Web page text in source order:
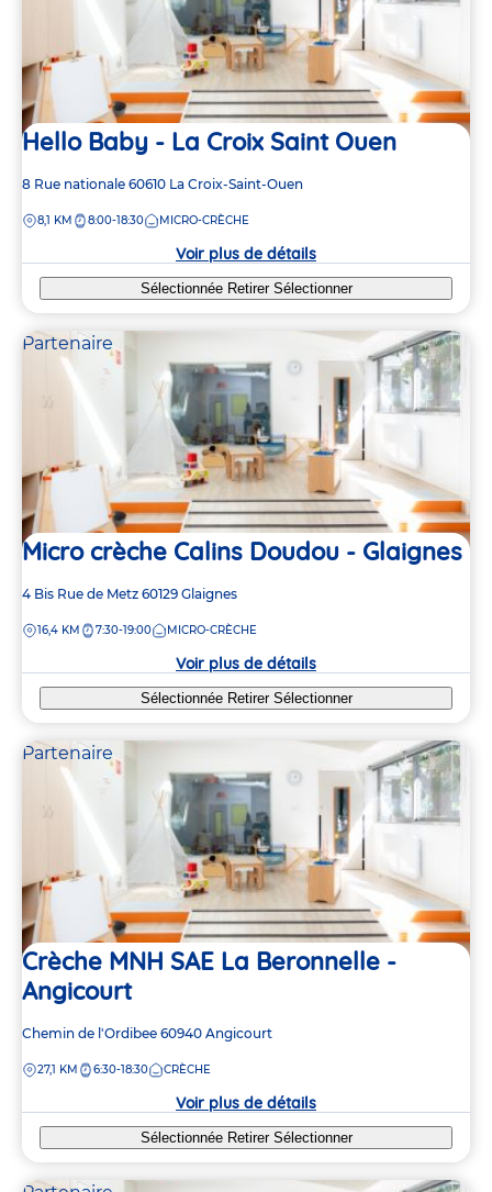
Hello Baby - La Croix Saint Ouen
Adresse
la
8 Rue nationale 60610 La Croix-Saint-Ouen
DISTANCE
8,1 KM 8:00-18:30 MICRO-CRÈCHE
Voir plus de détails
Sélectionnée Retirer Sélectionner
Partenaire
Micro crèche Calins Doudou - Glaignes
Adresse
la
4 Bis Rue de Metz 60129 Glaignes
DISTANCE
16,4 KM 7:30-19:00 MICRO-CRÈCHE
Voir plus de détails
Sélectionnée Retirer Sélectionner
Partenaire
Crèche MNH SAE La Beronnelle -
Angicourt
Adresse
la
Chemin de l'Ordibee 60940 Angicourt
DISTANCE
27,1 KM 6:30-18:30 CRÈCHE
Voir plus de détails
Sélectionnée Retirer Sélectionner